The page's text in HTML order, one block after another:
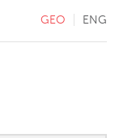
GEO ENG